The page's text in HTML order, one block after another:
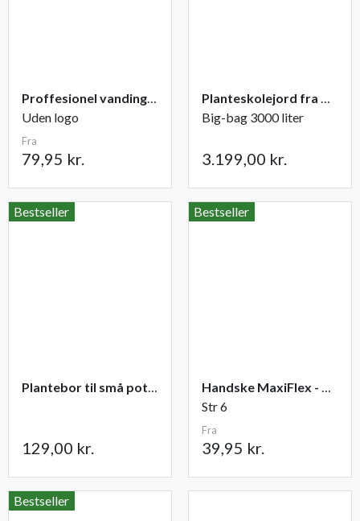
Proffesionel vandingspose 100 liter
Uden logo
Fra
79,95 kr.
Planteskolejord fra Champost
Big-bag 3000 liter
3.199,00 kr.
Bestseller
Plantebor til små potter
129,00 kr.
Bestseller
Handske MaxiFlex - Ultimate
Str 6
Fra
39,95 kr.
Bestseller